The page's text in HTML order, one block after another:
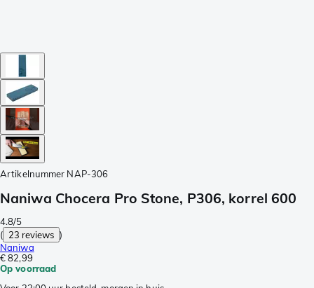
Artikelnummer NAP-306
Naniwa Chocera Pro Stone, P306, korrel 600
4.8/5
( 23 reviews )
Naniwa
€ 82,99
Op voorraad